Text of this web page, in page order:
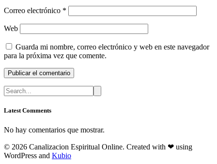
Correo electrónico *
Web
Guarda mi nombre, correo electrónico y web en este navegador
para la próxima vez que comente.
Latest Comments
No hay comentarios que mostrar.
© 2026 Canalizacion Espiritual Online. Created with ❤ using
WordPress and Kubio